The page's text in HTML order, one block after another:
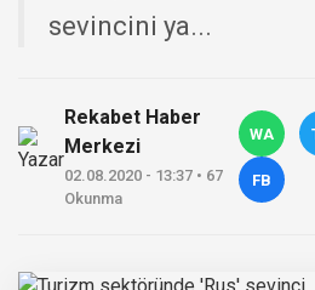
sevincini ya...
Rekabet Haber
Merkezi
02.08.2020 - 13:37 • 67
Okunma
WA
FB